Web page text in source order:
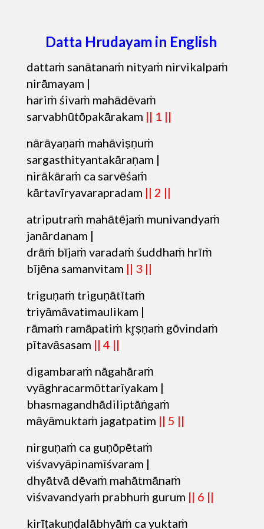
Datta Hrudayam in English
dattaṁ sanātanaṁ nityaṁ nirvikalpaṁ
nirāmayam |
hariṁ śivaṁ mahādēvaṁ
sarvabhūtōpakārakam || 1 ||
nārāyaṇaṁ mahāviṣṇuṁ
sargasthityantakāraṇam |
nirākāraṁ ca sarvēśaṁ
kārtavīryavarapradam || 2 ||
atriputraṁ mahātējaṁ munivandyaṁ
janārdanam |
drāṁ bījaṁ varadaṁ śuddhaṁ hrīṁ
bījēna samanvitam || 3 ||
triguṇaṁ triguṇātītaṁ
triyāmāvatimaulikam |
rāmaṁ ramāpatiṁ kr̥ṣṇaṁ gōvindaṁ
pītavāsasam || 4 ||
digambaraṁ nāgahāraṁ
vyāghracarmōttarīyakam |
bhasmagandhādiliptāṅgaṁ
māyāmuktaṁ jagatpatim || 5 ||
nirguṇaṁ ca guṇōpētaṁ
viśvavyāpinamīśvaram |
dhyātvā dēvaṁ mahātmānaṁ
viśvavandyaṁ prabhuṁ gurum || 6 ||
kirīṭakuṇḍalābhyāṁ ca yuktaṁ